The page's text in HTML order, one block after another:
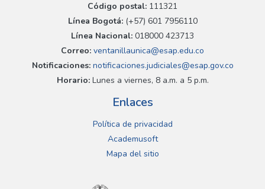
Código postal: 111321
Línea Bogotá:(+57) 601 7956110
Línea Nacional: 018000 423713
Correo: ventanillaunica@esap.edu.co
Notificaciones:notificaciones.judiciales@esap.gov.co
Horario:Lunes a viernes, 8 a.m. a 5 p.m.
Enlaces
Política de privacidad
Academusoft
Mapa del sitio